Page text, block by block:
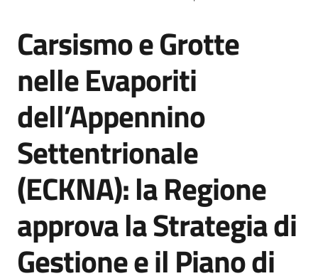
Gestione
Cartografia
Comunicazione
Salta al contenuto
Carsismo e Grotte
nelle Evaporiti
dell’Appennino
Settentrionale
(ECKNA): la Regione
approva la Strategia di
Gestione e il Piano di